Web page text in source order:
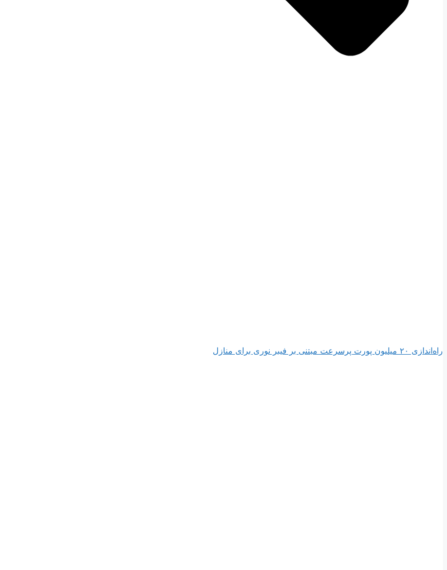
راه‌اندازی ۲۰‌ میلیون پورت پرسرعت مبتنی بر فیبر نوری برای منازل